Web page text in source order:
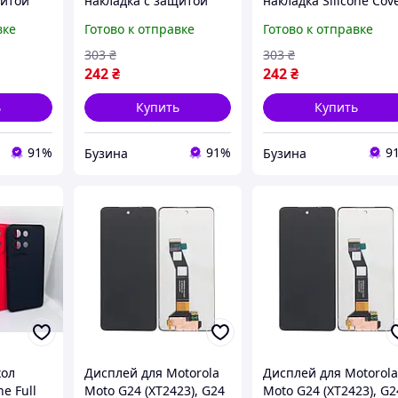
91%
Galaxy S24 Ultra 5G
S928 цвет Maroon
buzyna
Готово к отправке
242₴
303 ₴
Купить
Бузина 91%
смартфона Motorola
G24 Power цвет Red
buzyna
Готово к отправке
242₴
303 ₴
Купить
Бузина
Full
Дисплей для Motorola
Moto G24 (XT2423), G24
Дисплей для Motorola
Moto G24 (XT2423),